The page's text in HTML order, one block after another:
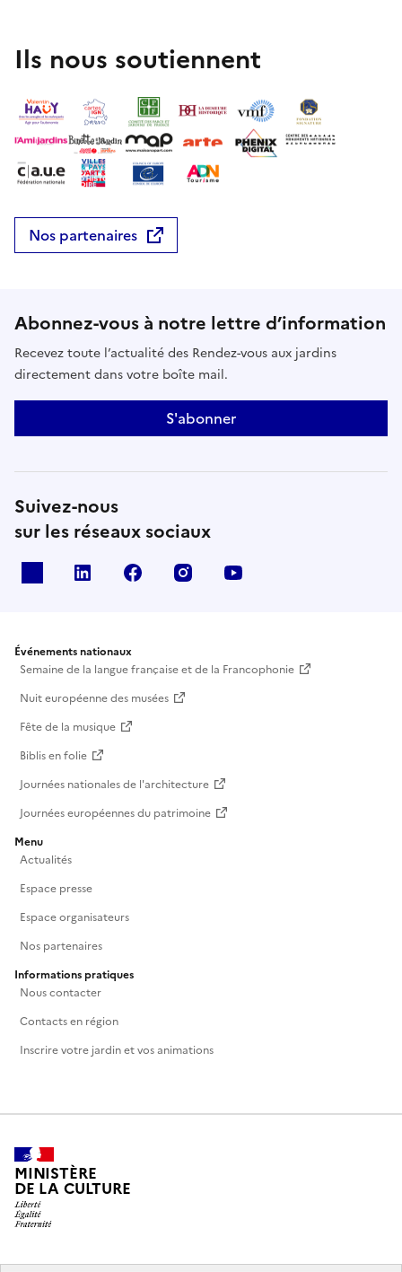
Ils nous soutiennent
Nos partenaires
Abonnez-vous à notre lettre d’information
Recevez toute l’actualité des Rendez-vous aux jardins
directement dans votre boîte mail.
S'abonner
Suivez-nous
sur les réseaux sociaux
Linkedin Facebook Instagram
Événements nationaux
Semaine de la langue française et de la Francophonie
Nuit européenne des musées
Fête de la musique
Biblis en folie
Journées nationales de l'architecture
Journées européennes du patrimoine
Menu
Actualités
Espace presse
Espace organisateurs
Nos partenaires
Informations pratiques
Nous contacter
Contacts en région
Inscrire votre jardin et vos animations
MINISTÈRE
DE LA CULTURE